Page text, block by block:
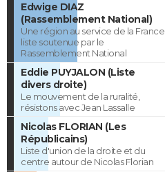
Edwige DIAZ
(Rassemblement National)
Une région au service de la France
liste soutenue par le
Rassemblement National
Eddie PUYJALON (Liste
divers droite)
Le mouvement de la ruralité,
résistons avec Jean Lassalle
Nicolas FLORIAN (Les
Républicains)
Liste d'union de la droite et du
centre autour de Nicolas Florian